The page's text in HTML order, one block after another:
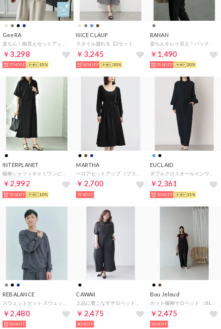
GeeRA
￥3,298
57%OFF 15%
NICE CLAUP
￥3,245
50%OFF 30%
RANAN
￥1,490
75%OFF 20%
INTERPLANET
￥2,992
75%OFF 10%
MARTHA
￥2,700
75%OFF
EUCLAID
￥2,361
90%OFF 15%
REBALANCE
￥2,480
50%OFF
CAWAII
￥2,475
80%OFF
Bou Jeloud
￥2,475
50%OFF